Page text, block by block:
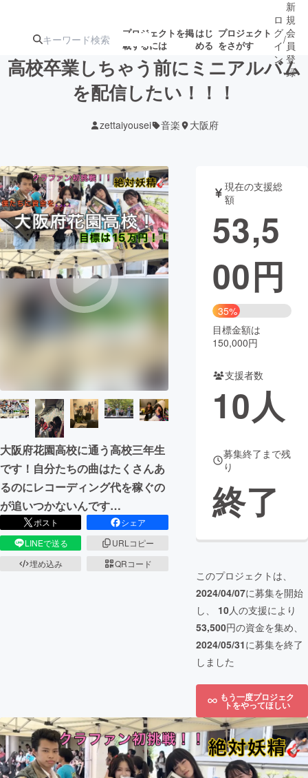
プロジェクトを掲
載するには
はじ
める
プロジェクト
をさがす
注目の新着プロ
ジェクト
募集終了が近いプ
ロジェクト
アート・写真 音楽
テクノロジー・ガジェット ゲーム・
映像・映画 書籍・雑誌
ビジネス・起業 チャレンジ
まちづくり・地域活性化
CAMPFIRE Creation
CAMPFIREふるさと納税machi-ya コミュニティ
ロ
グ
イ
ン
/
新
規
会
員
登
録
高校卒業しちゃう前にミニアルバム
を配信したい！！！
zettaiyousei 音楽 大阪府
大阪府花園高校に通う高校三年生
です！自分たちの曲はたくさんあ
るのにレコーディング代を稼ぐの
が追いつかないんです…
ポスト
シェア
LINEで送る
URLコピー
埋め込み
QRコード
現在の支援総
額
53,5
00円
35%
目標金額は
150,000円
支援者数
10人
募集終了まで残
り
終了
このプロジェクトは、
2024/04/07に募集を開始
し、 10人の支援により
53,500円の資金を集め、
2024/05/31に募集を終了
しました
もう一度プロジェク
トをやってほしい